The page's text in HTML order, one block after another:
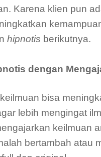
Karena klien pun
hipnotis berikutnya.
dengan
bisa
lebih mengingat
keilmuan
bertambah atau